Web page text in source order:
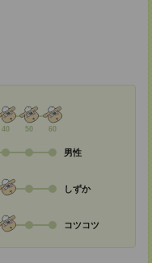
40 50 60
男性
しずか
コツコツ